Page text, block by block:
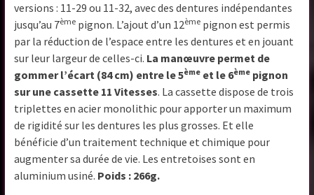
versions : 11-29 ou 11-32, avec des dentures indépendantes
jusqu’au 7ème pignon. L’ajout d’un 12ème pignon est permis
par la réduction de l’espace entre les dentures et en jouant
sur leur largeur de celles-ci. La manœuvre permet de
gommer l’écart (84 cm) entre le 5ème et le 6ème pignon
sur une cassette 11 Vitesses. La cassette dispose de trois
triplettes en acier monolithic pour apporter un maximum
de rigidité sur les dentures les plus grosses. Et elle
bénéficie d’un traitement technique et chimique pour
augmenter sa durée de vie. Les entretoises sont en
aluminium usiné. Poids : 266g.